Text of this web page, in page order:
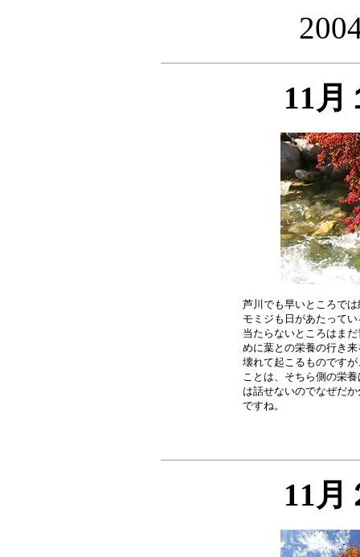
11月
芦川でも早いところで
モミジも日があたって
当たらないところはま
めに葉との栄養の行き
壊れて起こるものです
ことは、そちら側の栄
は話せないのでなぜだ
11月